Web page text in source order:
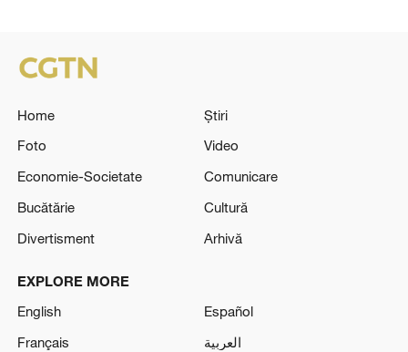
Home
Știri
Foto
Video
Economie-Societate
Comunicare
Bucătărie
Cultură
Divertisment
Arhivă
EXPLORE MORE
English
Español
Français
العربية